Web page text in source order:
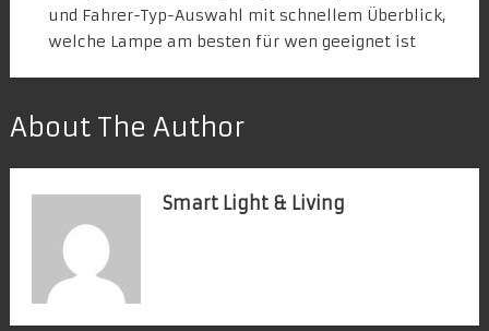
und Fahrer-Typ-Auswahl mit schnellem Überblick,
welche Lampe am besten für wen geeignet ist
About The Author
Smart Light & Living